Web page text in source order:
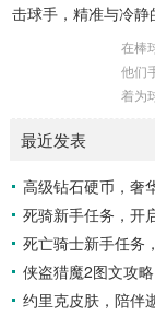
复杂
照耀
冠，
多，
击球手，精准与冷
在棒
他们
着为
滑球
和落
色的
最近发表
高级钻石硬币，奢
死骑新手任务，开
死亡骑士新手任务
侠盗猎魔2图文攻
约里克皮肤，陪伴